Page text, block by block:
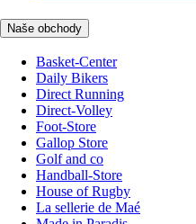
Naše obchody
Basket-Center
Daily Bikers
Direct Running
Direct-Volley
Foot-Store
Gallop Store
Golf and co
Handball-Store
House of Rugby
La sellerie de Maé